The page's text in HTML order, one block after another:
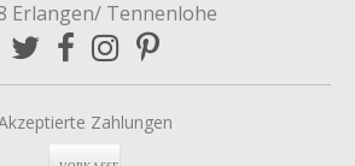
Erlangen/ Tennenlohe
Zahlungen